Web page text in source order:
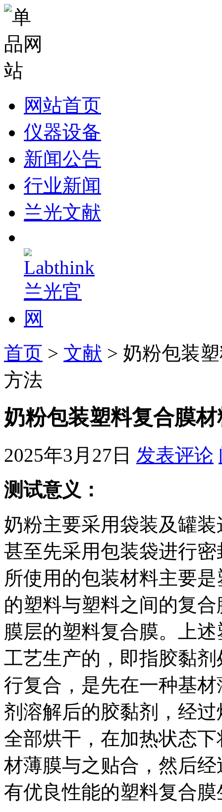
网站首页
仪器设备
新闻公告
行业新闻
兰光文献
首页 > 文献 > 奶粉包装
方法
奶粉包装塑料复合膜
2025年3月27日 发表评论
测试意义：
奶粉主要采用袋装及罐
甚至先采用包装袋进行
所使用的包装材料主要
的塑料与塑料之间的复
膜层的塑料复合膜。上
工艺生产的，即指胶黏
行复合，是先在一种基
剂溶解后的胶黏剂，经
全部烘干，在加热状态
材薄膜与之贴合，然后
有优良性能的塑料复合